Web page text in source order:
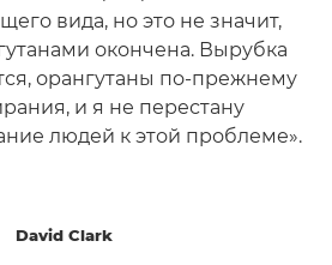
вида, но это не значит,
окончена. Вырубка
орангутаны по-прежнему
и я не перестану
людей к этой проблеме».
David Clark